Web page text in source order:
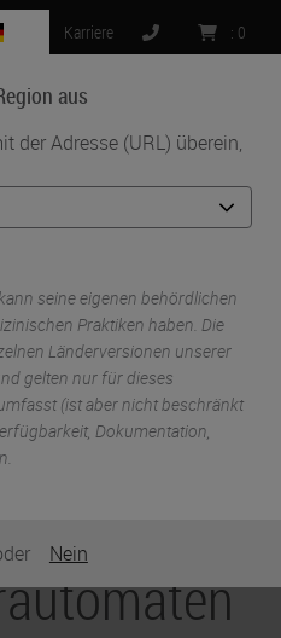
aus
der Adresse (URL) überein,
seine eigenen behördlichen
Praktiken haben. Die
Länderversionen unserer
gelten nur für dieses
(ist aber nicht beschränkt
Dokumentation,
Nein
Karriere : 0
MENU
•